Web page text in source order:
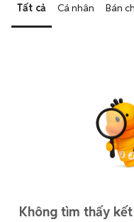
Tất cả Cá nhân Bán
Không tìm thấy